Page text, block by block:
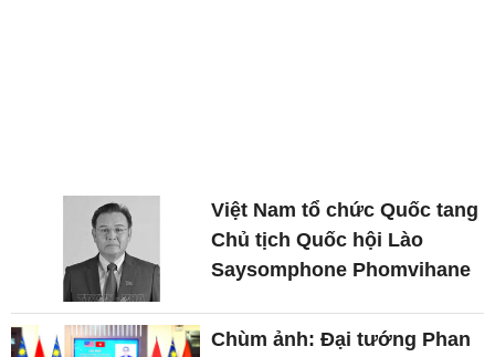
Việt Nam tổ chức Quốc tang
Chủ tịch Quốc hội Lào
Saysomphone Phomvihane
Chùm ảnh: Đại tướng Phan